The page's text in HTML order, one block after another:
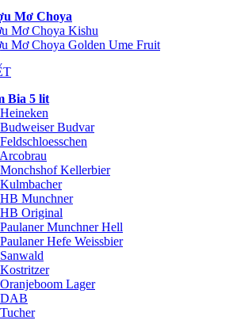
Mơ Choya
Mơ Choya Kishu
Mơ Choya Golden Ume Fruit
Bia 5 lit
Budvar
Kellerbier
Munchner
Original
Munchner Hell
Hefe Weissbier
Lager